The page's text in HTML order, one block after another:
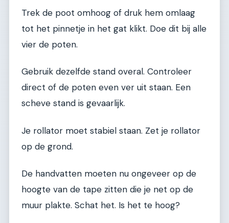
Trek de poot omhoog of druk hem omlaag
tot het pinnetje in het gat klikt. Doe dit bij alle
vier de poten.
Gebruik dezelfde stand overal. Controleer
direct of de poten even ver uit staan. Een
scheve stand is gevaarlijk.
Je rollator moet stabiel staan. Zet je rollator
op de grond.
De handvatten moeten nu ongeveer op de
hoogte van de tape zitten die je net op de
muur plakte. Schat het. Is het te hoog?